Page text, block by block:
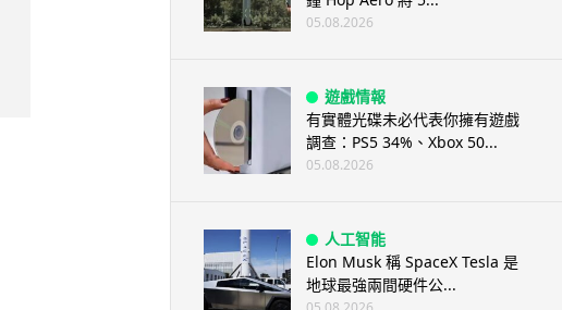
05.08.2026
遊戲情報
有實體光碟未必代表你擁有遊戲
調查：PS5 34%、Xbox 50...
05.08.2026
人工智能
Elon Musk 稱 SpaceX Tesla 是
地球最強兩間硬件公...